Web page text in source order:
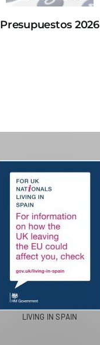
Presupuestos 2026
LIVING IN SPAIN